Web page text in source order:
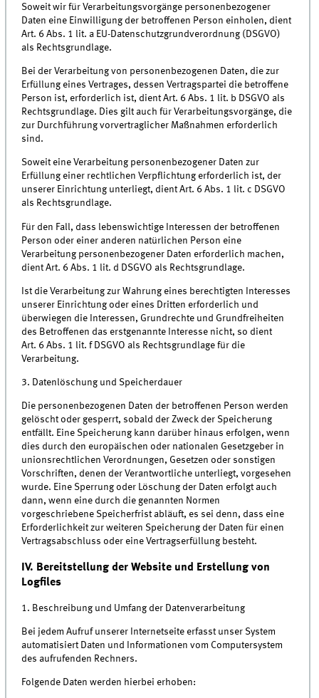
Soweit wir für Verarbeitungsvorgänge personenbezogener
Daten eine Einwilligung der betroffenen Person einholen, dient
Art. 6 Abs. 1 lit. a EU-Datenschutzgrundverordnung (DSGVO)
als Rechtsgrundlage.
Bei der Verarbeitung von personenbezogenen Daten, die zur
Erfüllung eines Vertrages, dessen Vertragspartei die betroffene
Person ist, erforderlich ist, dient Art. 6 Abs. 1 lit. b DSGVO als
Rechtsgrundlage. Dies gilt auch für Verarbeitungsvorgänge, die
zur Durchführung vorvertraglicher Maßnahmen erforderlich
sind.
Soweit eine Verarbeitung personenbezogener Daten zur
Erfüllung einer rechtlichen Verpflichtung erforderlich ist, der
unserer Einrichtung unterliegt, dient Art. 6 Abs. 1 lit. c DSGVO
als Rechtsgrundlage.
Für den Fall, dass lebenswichtige Interessen der betroffenen
Person oder einer anderen natürlichen Person eine
Verarbeitung personenbezogener Daten erforderlich machen,
dient Art. 6 Abs. 1 lit. d DSGVO als Rechtsgrundlage.
Ist die Verarbeitung zur Wahrung eines berechtigten Interesses
unserer Einrichtung oder eines Dritten erforderlich und
überwiegen die Interessen, Grundrechte und Grundfreiheiten
des Betroffenen das erstgenannte Interesse nicht, so dient
Art. 6 Abs. 1 lit. f DSGVO als Rechtsgrundlage für die
Verarbeitung.
3. Datenlöschung und Speicherdauer
Die personenbezogenen Daten der betroffenen Person werden
gelöscht oder gesperrt, sobald der Zweck der Speicherung
entfällt. Eine Speicherung kann darüber hinaus erfolgen, wenn
dies durch den europäischen oder nationalen Gesetzgeber in
unionsrechtlichen Verordnungen, Gesetzen oder sonstigen
Vorschriften, denen der Verantwortliche unterliegt, vorgesehen
wurde. Eine Sperrung oder Löschung der Daten erfolgt auch
dann, wenn eine durch die genannten Normen
vorgeschriebene Speicherfrist abläuft, es sei denn, dass eine
Erforderlichkeit zur weiteren Speicherung der Daten für einen
Vertragsabschluss oder eine Vertragserfüllung besteht.
IV. Bereitstellung der Website und Erstellung von
Logfiles
1. Beschreibung und Umfang der Datenverarbeitung
Bei jedem Aufruf unserer Internetseite erfasst unser System
automatisiert Daten und Informationen vom Computersystem
des aufrufenden Rechners.
Folgende Daten werden hierbei erhoben: